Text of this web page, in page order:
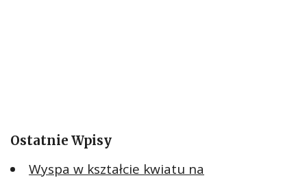
Ostatnie Wpisy
Wyspa w kształcie kwiatu na